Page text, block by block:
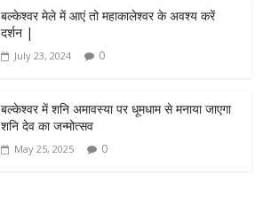
बल्केश्वर मेले में आएं तो महाकालेश्वर के अवश्य करें
दर्शन |
July 23, 2024 0
बल्केश्वर में शनि अमावस्या पर धूमधाम से मनाया जाएगा
शनि देव का जन्मोत्सव
May 25, 2025 0